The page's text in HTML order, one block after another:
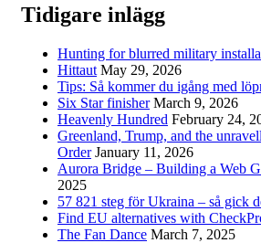
Tidigare inlägg
Hunting for blurred military
Hittaut May 29, 2026
Tips: Så kommer du igång med
Six Star finisher March 9, 2026
Heavenly Hundred February 24,
Greenland, Trump, and the
Order January 11, 2026
Aurora Bridge – Building a Web
2025
57 821 steg för Ukraina – så gick
Find EU alternatives with
The Fan Dance March 7, 2025